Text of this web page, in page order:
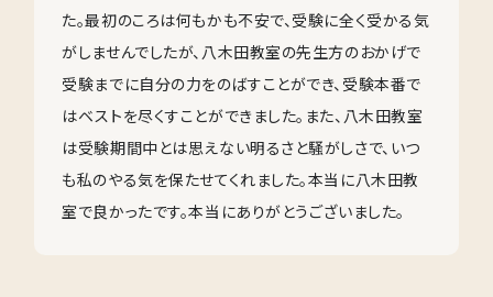
た。最初のころは何もかも不安で、受験に全く受かる気
がしませんでしたが、八木田教室の先生方のおかげで
受験までに自分の力をのばすことができ、受験本番で
はベストを尽くすことができました。また、八木田教室
は受験期間中とは思えない明るさと騒がしさで、いつ
も私のやる気を保たせてくれました。本当に八木田教
室で良かったです。本当にありがとうございました。